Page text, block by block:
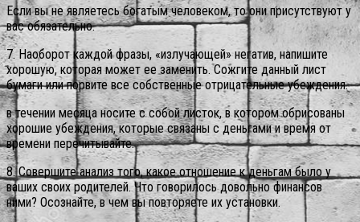
Если вы не являетесь богатым человеком, то они присутствуют у
вас обязательно.
7. Наоборот каждой фразы, «излучающей» негатив, напишите
хорошую, которая может ее заменить. Сожгите данный лист
бумаги или порвите все собственные отрицательные убеждения.
в течении месяца носите с собой листок, в котором обрисованы
хорошие убеждения, которые связаны с деньгами и время от
времени перечитывайте.
8. Совершите анализ того, какое отношение к деньгам было у
ваших своих родителей. Что говорилось довольно финансов
ними? Осознайте, в чем вы повторяете их установки.